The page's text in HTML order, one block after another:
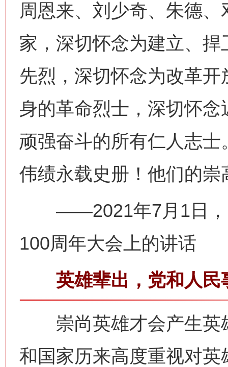
周恩来、刘少奇、朱德
家，深切怀念为建立、
先烈，深切怀念为改革
身的革命烈士，深切怀
顽强奋斗的所有仁人志
伟绩永载史册！他们的
——2021年7月1日，
100周年大会上的讲话
英雄辈出，党和人民
崇尚英雄才会产生英
和国家历来高度重视对